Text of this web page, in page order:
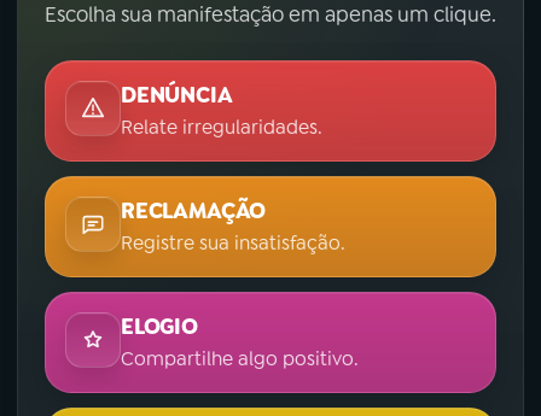
Escolha sua manifestação em apenas um clique.
DENÚNCIA
Relate irregularidades.
RECLAMAÇÃO
Registre sua insatisfação.
ELOGIO
Compartilhe algo positivo.